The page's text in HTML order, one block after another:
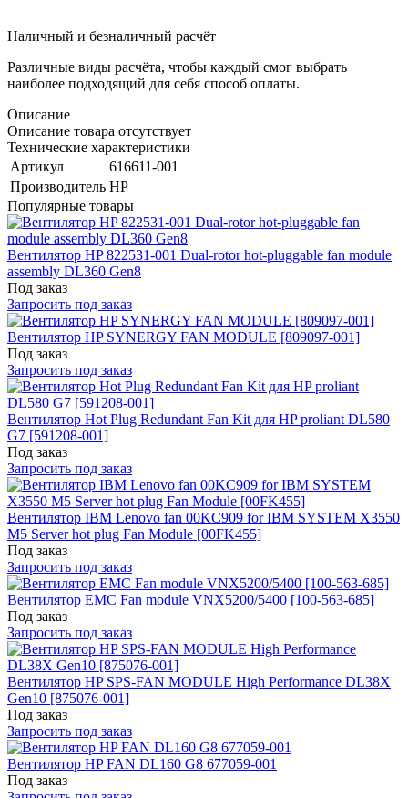
Наличный и безналичный расчёт
Различные виды расчёта, чтобы каждый смог выбрать
наиболее подходящий для себя способ оплаты.
Описание
Описание товара отсутствует
Технические характеристики
Артикул
616611-001
Производитель HP
Популярные товары
Вентилятор HP 822531-001 Dual-rotor hot-pluggable fan module
assembly DL360 Gen8
Под заказ
Запросить под заказ
Вентилятор HP SYNERGY FAN MODULE [809097-001]
Под заказ
Запросить под заказ
Вентилятор Hot Plug Redundant Fan Kit для HP proliant DL580
G7 [591208-001]
Под заказ
Запросить под заказ
Вентилятор IBM Lenovo fan 00KC909 for IBM SYSTEM X3550
M5 Server hot plug Fan Module [00FK455]
Под заказ
Запросить под заказ
Вентилятор EMC Fan module VNX5200/5400 [100-563-685]
Под заказ
Запросить под заказ
Вентилятор HP SPS-FAN MODULE High Performance DL38X
Gen10 [875076-001]
Под заказ
Запросить под заказ
Вентилятор HP FAN DL160 G8 677059-001
Под заказ